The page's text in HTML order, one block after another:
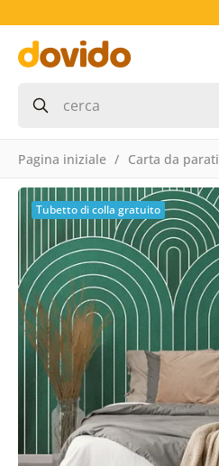
Pagina iniziale Carta da parati
Tubetto di colla gratuito